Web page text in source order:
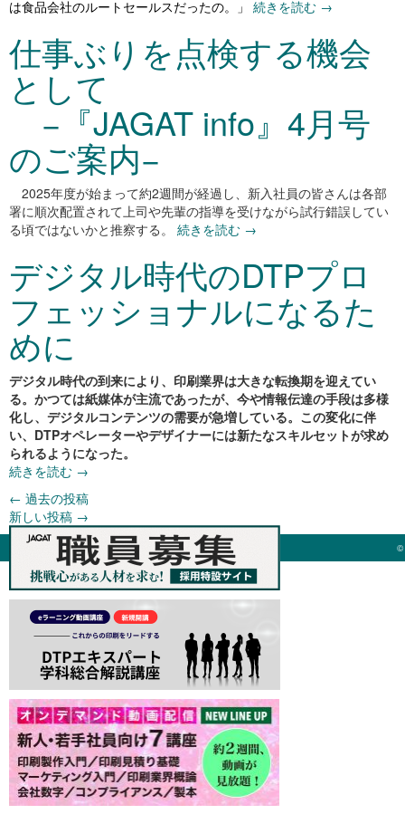
は食品会社のルートセールスだったの。」 続きを読む →
仕事ぶりを点検する機会
として
−『JAGAT info』4月号
のご案内−
2025年度が始まって約2週間が経過し、新入社員の皆さんは各部
署に順次配置されて上司や先輩の指導を受けながら試行錯誤してい
る頃ではないかと推察する。 続きを読む →
デジタル時代のDTPプロ
フェッショナルになるた
めに
デジタル時代の到来により、印刷業界は大きな転換期を迎えてい
る。かつては紙媒体が主流であったが、今や情報伝達の手段は多様
化し、デジタルコンテンツの需要が急増している。この変化に伴
い、DTPオペレーターやデザイナーには新たなスキルセットが求め
られるようになった。
続きを読む →
← 過去の投稿
新しい投稿 →
©